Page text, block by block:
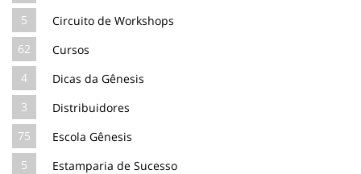
5
Circuito de Workshops
62
Cursos
4
Dicas da Gênesis
3
Distribuidores
75
Escola Gênesis
5
Estamparia de Sucesso